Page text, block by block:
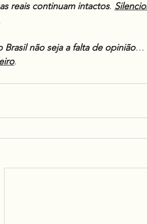
reais continuam intactos.
Brasil não seja a falta de opinião…
.